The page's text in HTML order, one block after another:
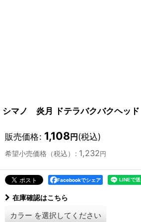
シマノ 炎月 ドテラバクバクヘ
販売価格: 1,108円(税込)
希望小売価格（税込） : 1,232円
Facebookでシェア
在庫確認はこちら
カラー を選択してください